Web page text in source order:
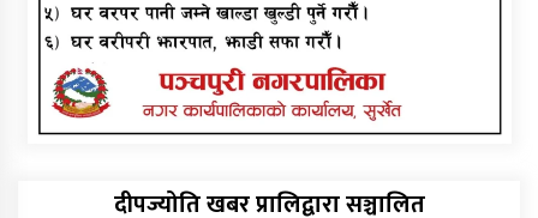
दीपज्योति खबर प्रालिद्वारा सञ्चालित